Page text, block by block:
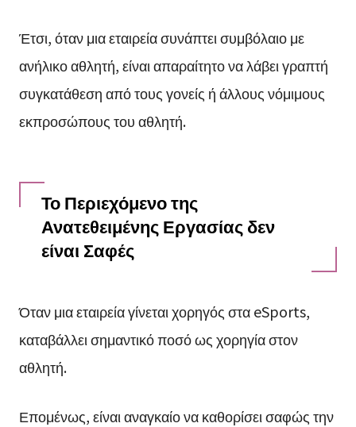
Έτσι, όταν μια εταιρεία συνάπτει συμβόλαιο με
ανήλικο αθλητή, είναι απαραίτητο να λάβει γραπτή
συγκατάθεση από τους γονείς ή άλλους νόμιμους
εκπροσώπους του αθλητή.
Το Περιεχόμενο της
Ανατεθειμένης Εργασίας δεν
είναι Σαφές
Όταν μια εταιρεία γίνεται χορηγός στα eSports,
καταβάλλει σημαντικό ποσό ως χορηγία στον
αθλητή.
Επομένως, είναι αναγκαίο να καθορίσει σαφώς την